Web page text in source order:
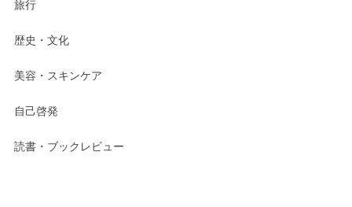
旅行
歴史・文化
美容・スキンケア
自己啓発
読書・ブックレビュー